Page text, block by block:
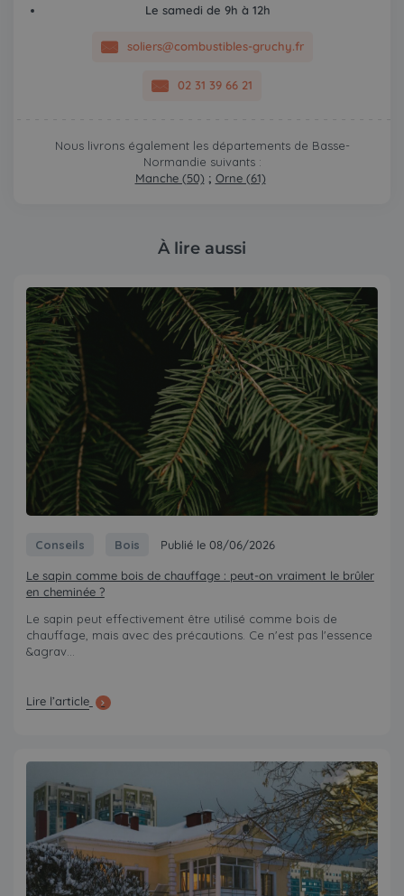
Le samedi de 9h à 12h
soliers@combustibles-gruchy.fr
02 31 39 66 21
Nous livrons également les départements de Basse-
Normandie suivants :
Manche (50) ; Orne (61)
À lire aussi
Conseils Bois Publié le 08/06/2026
Le sapin comme bois de chauffage : peut-on vraiment le brûler
en cheminée ?
Le sapin peut effectivement être utilisé comme bois de
chauffage, mais avec des précautions. Ce n'est pas l'essence
&agrav...
Lire l’article